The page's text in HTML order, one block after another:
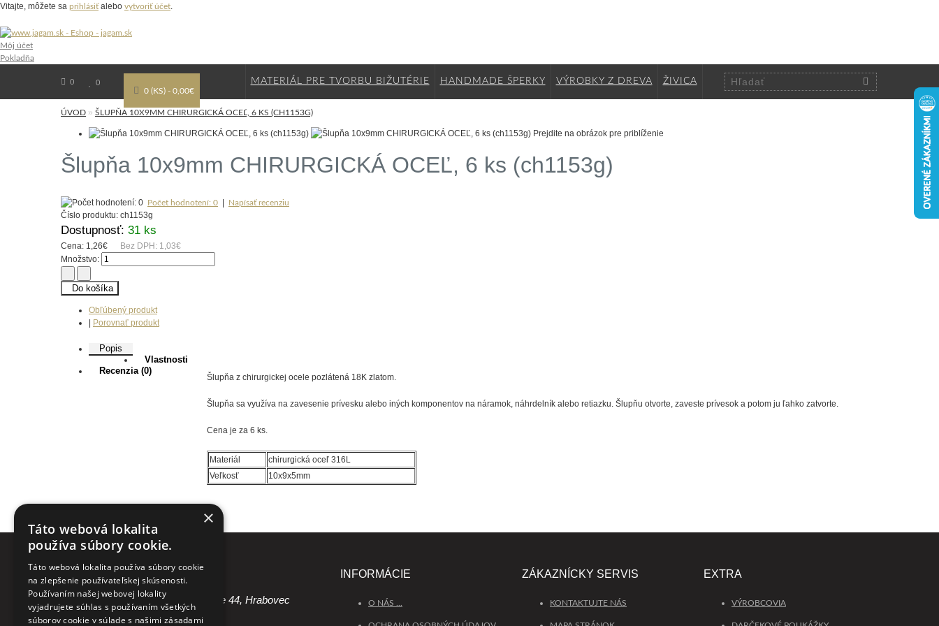
Vitajte, môžete sa prihlásiťalebo vytvoriť účet.
Môj účet
Pokladňa
0 0
0 (KS) - 0,00€
MATERIÁL PRE TVORBU BIŽUTÉRIE HANDMADE ŠPERKY VÝROBKY Z DREVA ŽIVICA
ÚVOD » ŠLUPŇA 10X9MM CHIRURGICKÁ OCEĽ, 6 KS (CH1153G)
Prejdite na obrázok pre priblíženie
Šlupňa 10x9mm CHIRURGICKÁ OCEĽ, 6 ks (ch1153g)
Počet hodnotení: 0 Napísať recenziu
Číslo produktu: ch1153g
Dostupnosť: 31 ks
Cena: 1,26€ Bez DPH: 1,03€
Množstvo:
Do košíka
Obľúbený produkt
Porovnať produkt
Popis
Vlastnosti
Recenzia (0)
Šlupňa z chirurgickej ocele pozlátená 18K zlatom.
Šlupňa sa využíva na zavesenie prívesku alebo iných komponentov na náramok, náhrdelník alebo retiazku. Šlupňu otvorte, zaveste prívesok a potom ju ľahko zatvorte.
Cena je za 6 ks.
Materiál
chirurgická oceľ 316L
Veľkosť
10x9x5mm
KONTAKTUJTE NÁS
Martin Gambaľ, Poliakovce 44, Hrabovec
+421 905 559 621
INFORMÁCIE
O NÁS ...
ZÁKAZNÍCKY SERVIS
KONTAKTUJTE NÁS
EXTRA
VÝROBCOVIA
×
Táto webová lokalita
používa súbory cookie.
Táto webová lokalita používa súbory cookie
na zlepšenie používateľskej skúsenosti.
Používaním našej webovej lokality
vyjadrujete súhlas s používaním všetkých
súborov cookie v súlade s našimi zásadami